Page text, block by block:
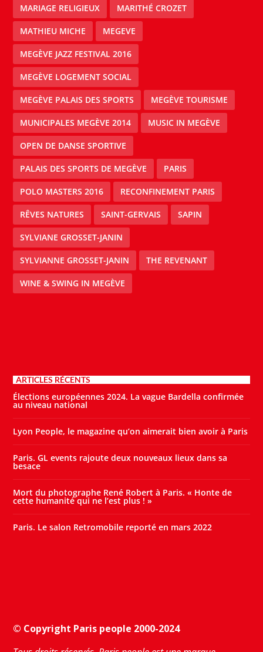
MARIAGE RELIGIEUX MARITHÉ CROZET
MATHIEU MICHE MEGEVE
MEGÈVE JAZZ FESTIVAL 2016
MEGÈVE LOGEMENT SOCIAL
MEGÈVE PALAIS DES SPORTS MEGÈVE TOURISME
MUNICIPALES MEGÈVE 2014 MUSIC IN MEGÈVE
OPEN DE DANSE SPORTIVE
PALAIS DES SPORTS DE MEGÈVE PARIS
POLO MASTERS 2016 RECONFINEMENT PARIS
RÊVES NATURES SAINT-GERVAIS SAPIN
SYLVIANE GROSSET-JANIN
SYLVIANNE GROSSET-JANIN THE REVENANT
WINE & SWING IN MEGÈVE
ARTICLES RÉCENTS
Élections européennes 2024. La vague Bardella confirmée
au niveau national
Lyon People, le magazine qu’on aimerait bien avoir à Paris
Paris. GL events rajoute deux nouveaux lieux dans sa
besace
Mort du photographe René Robert à Paris. « Honte de
cette humanité qui ne l’est plus ! »
Paris. Le salon Retromobile reporté en mars 2022
© Copyright Paris people 2000-2024